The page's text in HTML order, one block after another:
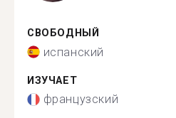
СВОБОДНЫЙ
испанский
ИЗУЧАЕТ
французский